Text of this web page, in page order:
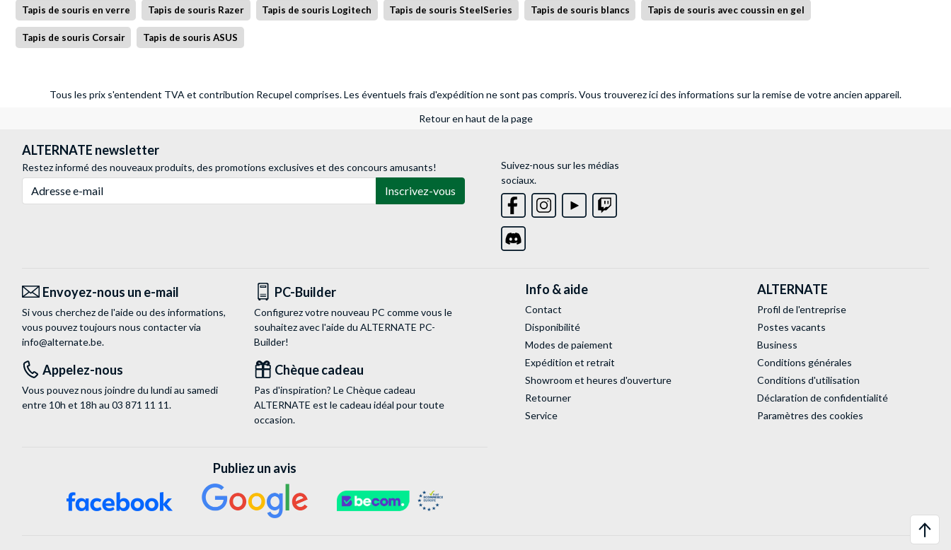
Tapis de souris en verre Tapis de souris Razer Tapis de souris Logitech Tapis de souris SteelSeries Tapis de souris blancs Tapis de souris avec coussin en gel
Tapis de souris Corsair Tapis de souris ASUS
Tous les prix s'entendent TVA et contribution Recupel comprises. Les éventuels frais d'expédition ne sont pas compris.Vous trouverez ici des informations sur la remise de votre ancien appareil.
Retour en haut de la page
ALTERNATE newsletter
Restez informé des nouveaux produits, des promotions exclusives et des concours amusants!
Inscrivez-vous
Suivez-nous sur les médias
sociaux.
Envoyez-nous un e-mail
Si vous cherchez de l'aide ou des informations,
vous pouvez toujours nous contacter via
info@alternate.be.
PC-Builder
Configurez votre nouveau PC comme vous le
souhaitez avec l'aide du ALTERNATE PC-
Builder!
Appelez-nous
Vous pouvez nous joindre du lundi au samedi
entre 10h et 18h au 03 871 11 11.
Chèque cadeau
Pas d'inspiration? Le Chèque cadeau
ALTERNATE est le cadeau idéal pour toute
occasion.
Info & aide
Contact
Disponibilité
Modes de paiement
Expédition et retrait
Showroom et heures d'ouverture
Retourner
Service
ALTERNATE
Profil de l'entreprise
Postes vacants
Business
Conditions générales
Conditions d'utilisation
Déclaration de confidentialité
Paramètres des cookies
Publiez un avis